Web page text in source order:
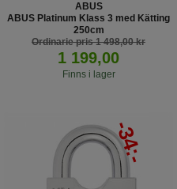
ABUS
ABUS Platinum Klass 3 med Kätting
250cm
Abus Låspaket klass 3 Sea & Snow
Ordinarie pris 1 498,00 kr
1 199,00
Finns i lager
-34:-